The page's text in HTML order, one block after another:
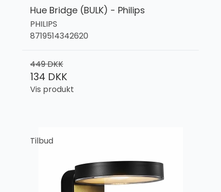
Hue Bridge (BULK) - Philips
PHILIPS
8719514342620
449 DKK
134 DKK
Vis produkt
Tilbud